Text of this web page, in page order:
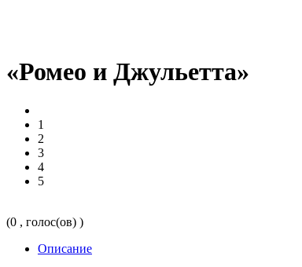
«Ромео и Джульетта»
1
2
3
4
5
(0 , голос(ов) )
Описание